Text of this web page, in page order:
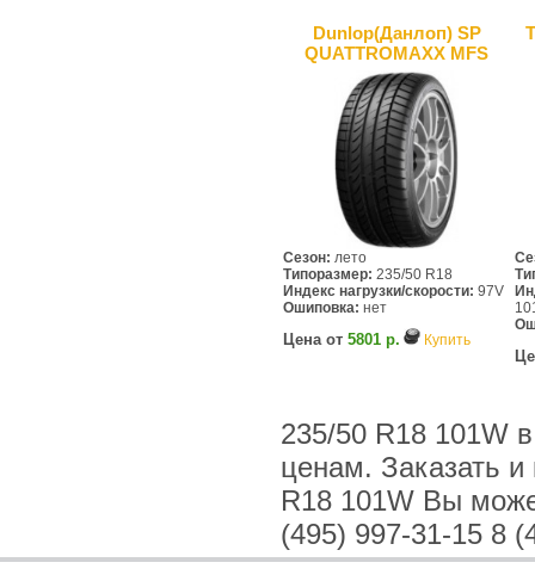
Dunlop(Данлоп) SP
QUATTROMAXX MFS
Сезон: лето
Типоразмер: 235/50 R18
Индекс нагрузки/скорости: 97V
Ошиповка: нет
Цена от 5801 р. Купить
235/50 R18 101W
ценам. Заказать
R18 101W Вы
(495) 997-31-15 8